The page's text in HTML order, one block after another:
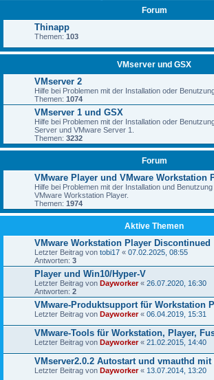
Forum
Thinapp
Themen: 103
VMserver und GSX
VMserver 2
Hilfe bei Problemen mit der Installation oder
Themen: 1074
VMserver 1 und GSX
Hilfe bei Problemen mit der Installation oder
Server und VMware Server 1.
Themen: 3232
Forum
VMware Player und VMware Workstation
Hilfe bei Problemen mit der Installation und
VMware Workstation Player.
Themen: 1974
Aktive Themen
VMware Workstation Player Discontinued
Letzter Beitrag von tobi17 « 07.02.2025, 08:55
Antworten: 3
Player und Win10/Hyper-V
Letzter Beitrag von Dayworker« 26.07.2020, 16:30
Antworten: 2
VMware-Produktsupport für Workstation
Letzter Beitrag von Dayworker« 06.04.2019, 15:31
VMware-Tools für Workstation, Player,
Letzter Beitrag von Dayworker« 21.02.2015, 14:40
VMserver2.0.2 Autostart und vmauthd mit
Letzter Beitrag von Dayworker« 13.07.2014, 13:20